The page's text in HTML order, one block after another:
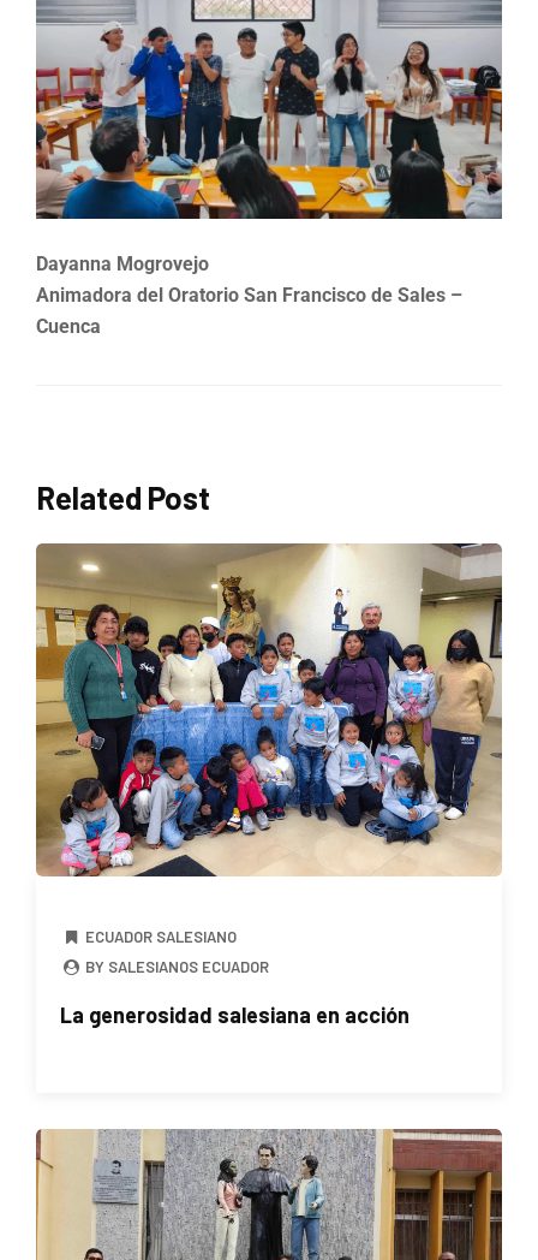
Dayanna Mogrovejo
Animadora del Oratorio San Francisco de Sales –
Cuenca
Related Post
ECUADOR SALESIANO
BY SALESIANOS ECUADOR
La generosidad salesiana en acción